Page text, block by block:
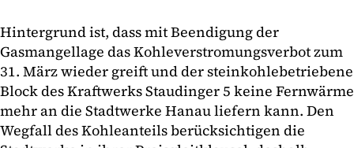
Hintergrund ist, dass mit Beendigung der
Gasmangellage das Kohleverstromungsverbot zum
31. März wieder greift und der steinkohlebetriebene
Block des Kraftwerks Staudinger 5 keine Fernwärme
mehr an die Stadtwerke Hanau liefern kann. Den
Wegfall des Kohleanteils berücksichtigen die